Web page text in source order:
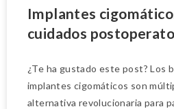
Implantes
cuidados
¿Te ha gustado este post? Los
implantes cigomáticos son
alternativa revolucionaria para